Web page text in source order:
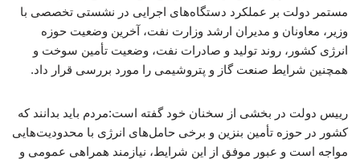
مستمر دولت بر عملکرد دستگاه‌های اجرایی در نشستی تخصصی با
وزیر، معاونان و مدیران ارشد وزارت نفت، آخرین وضعیت حوزه
انرژی کشور، روند تولید و صادرات نفت، وضعیت تأمین سوخت و
همچنین شرایط صنعت گاز و پتروشیمی را مورد بررسی قرار داد.
رییس دولت در بخشی از سخنان خود گفته است:مردم باید بدانند که
کشور در حوزه تأمین بنزین و برخی حامل‌های انرژی با محدودیت‌هایی
مواجه است و عبور موفق از این شرایط، نیازمند همراهی عمومی و